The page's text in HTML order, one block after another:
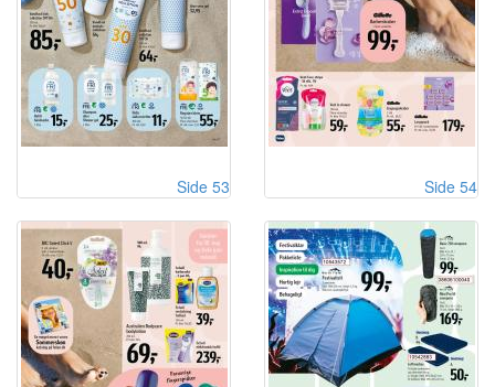
Side 53 Side 54